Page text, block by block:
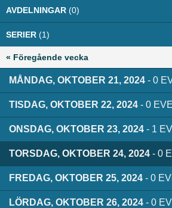
AVDELNINGAR (0)
SERIER (1)
« Föregående vecka
MÅNDAG, OKTOBER 21, 2024 - 0
TISDAG, OKTOBER 22, 2024 - 0
ONSDAG, OKTOBER 23, 2024 - 1
TORSDAG, OKTOBER 24, 2024 - 0
FREDAG, OKTOBER 25, 2024 - 0
LÖRDAG, OKTOBER 26, 2024 - 0